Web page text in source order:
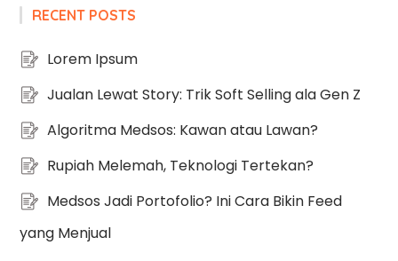
RECENT POSTS
Lorem Ipsum
Jualan Lewat Story: Trik Soft Selling ala Gen Z
Algoritma Medsos: Kawan atau Lawan?
Rupiah Melemah, Teknologi Tertekan?
Medsos Jadi Portofolio? Ini Cara Bikin Feed
yang Menjual